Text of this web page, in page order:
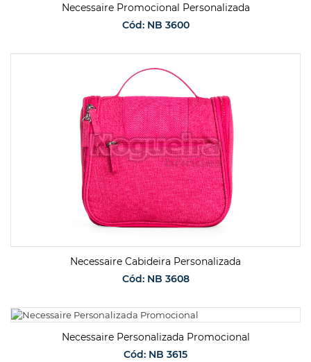
Necessaire Promocional Personalizada
Cód: NB 3600
SOLICITAR ORÇAMENTO
Necessaire Cabideira Personalizada
Cód: NB 3608
SOLICITAR ORÇAMENTO
Necessaire Personalizada Promocional
Cód: NB 3615